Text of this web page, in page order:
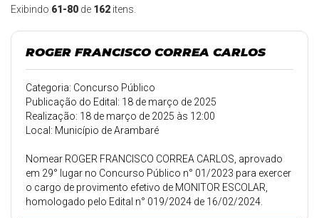
Exibindo 61-80 de 162 itens.
ROGER FRANCISCO CORREA CARLOS
Categoria: Concurso Público
Publicação do Edital: 18 de março de 2025
Realização: 18 de março de 2025 às 12:00
Local: Município de Arambaré
Nomear ROGER FRANCISCO CORREA CARLOS, aprovado
em 29° lugar no Concurso Público n° 01/2023 para exercer
o cargo de provimento efetivo de MONITOR ESCOLAR,
homologado pelo Edital n° 019/2024 de 16/02/2024.